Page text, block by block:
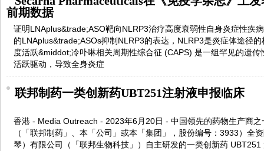
前期数据
证明LNAplus&trade;ASO靶向NLRP3治疗高度衰弱性自身炎症性疾
的LNAplus&trade;ASOs抑制NLRP3的表达，NLRP3是炎症体途径
度活跃&middot;冷卟啉相关周期性综合征 (CAPS) 是一组罕见的遗
活跃驱动，导致全身炎症
联邦制药一类创新药UBT251注射液申报临床
香港 - Media Outreach - 2023年6月20日 - 中国领先的药物生产商
（「联邦制药」、本「公司」或本「集团」，股份编号：3933）全
琴）有限公司（「联邦生物科技」）自主研发的一类创新药